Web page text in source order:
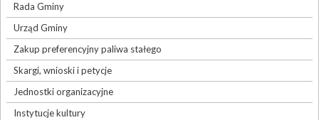
Rada Gminy
Urząd Gminy
Zakup preferencyjny paliwa stałego
Skargi, wnioski i petycje
Jednostki organizacyjne
Instytucje kultury